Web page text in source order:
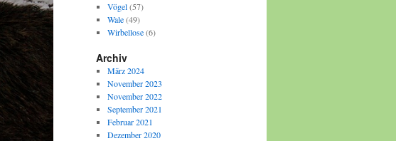
Vögel(57)
Wale(49)
Wirbellose(6)
Archiv
März 2024
November 2023
November 2022
September 2021
Februar 2021
Dezember 2020